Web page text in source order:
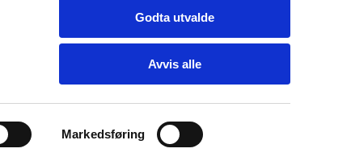
Markedsføring
Godta utvalde
Avvis alle